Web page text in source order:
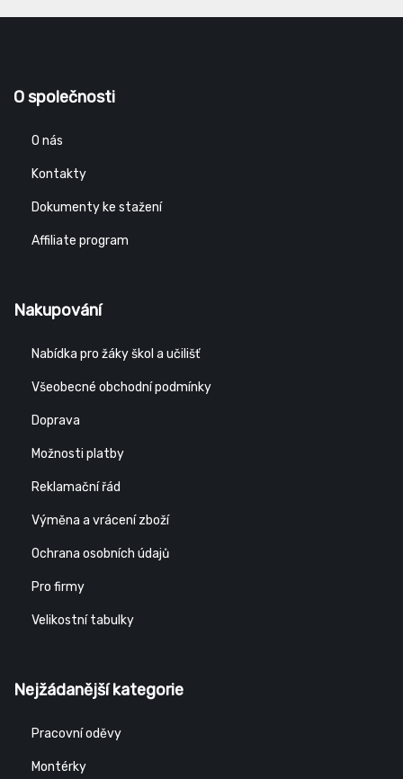
O společnosti
O nás
Kontakty
Dokumenty ke stažení
Affiliate program
Nakupování
Nabídka pro žáky škol a učilišť
Všeobecné obchodní podmínky
Doprava
Možnosti platby
Reklamační řád
Výměna a vrácení zboží
Ochrana osobních údajů
Pro firmy
Velikostní tabulky
Nejžádanější kategorie
Pracovní oděvy
Montérky